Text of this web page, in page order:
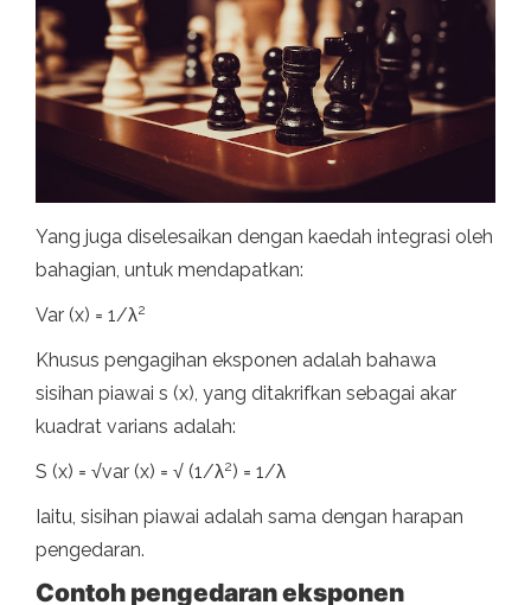
Yang juga diselesaikan dengan kaedah integrasi oleh
bahagian, untuk mendapatkan:
Var (x) = 1/λ2
Khusus pengagihan eksponen adalah bahawa
sisihan piawai s (x), yang ditakrifkan sebagai akar
kuadrat varians adalah:
S (x) = √var (x) = √ (1/λ2) = 1/λ
Iaitu, sisihan piawai adalah sama dengan harapan
pengedaran.
Contoh pengedaran eksponen